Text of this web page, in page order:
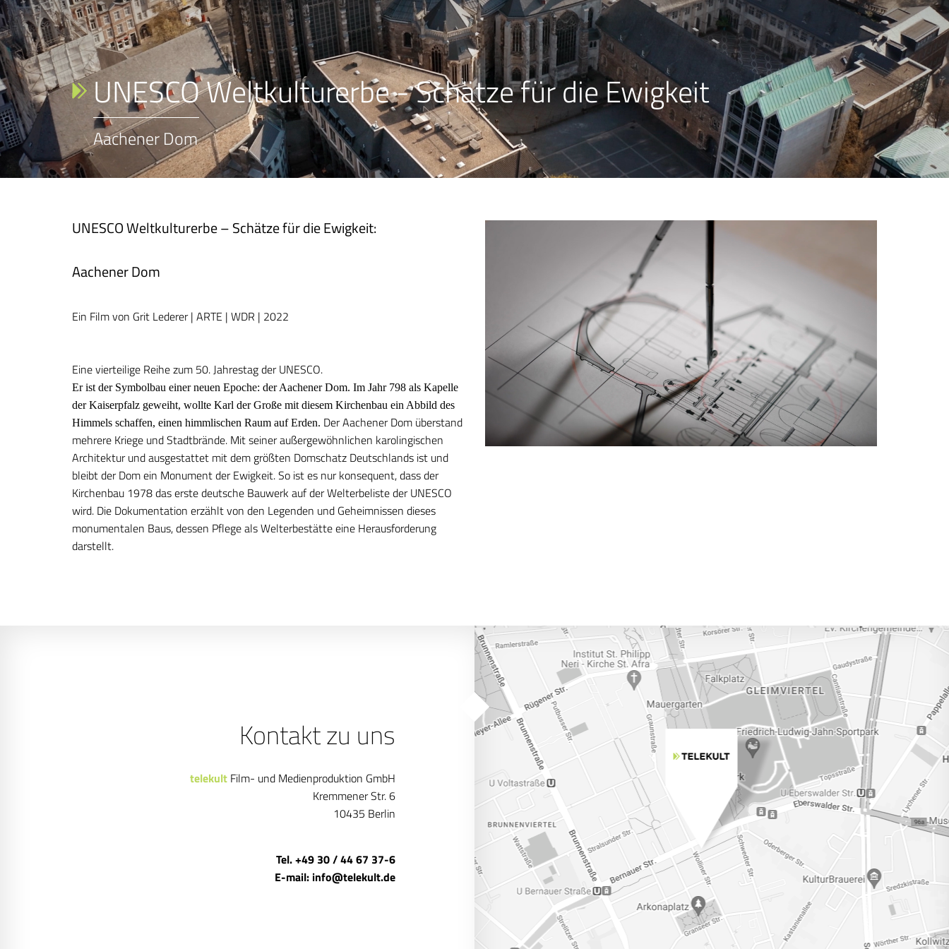
UNESCO Weltkulturerbe - Schätze für die Ewigkeit
Aachener Dom
UNESCO Weltkulturerbe – Schätze für die Ewigkeit:
Aachener Dom
Ein Film von Grit Lederer | ARTE | WDR | 2022
Eine vierteilige Reihe zum 50. Jahrestag der UNESCO.
Er ist der Symbolbau einer neuen Epoche: der Aachener Dom. Im Jahr 798 als Kapelle
der Kaiserpfalz geweiht, wollte Karl der Große mit diesem Kirchenbau ein Abbild des
Himmels schaffen, einen himmlischen Raum auf Erden. Der Aachener Dom überstand
mehrere Kriege und Stadtbrände. Mit seiner außergewöhnlichen karolingischen
Architektur und ausgestattet mit dem größten Domschatz Deutschlands ist und
bleibt der Dom ein Monument der Ewigkeit.So ist es nur konsequent, dass der
Kirchenbau 1978 das erste deutsche Bauwerk auf der Welterbeliste der UNESCO
wird. Die Dokumentation erzählt von den Legenden und Geheimnissen dieses
monumentalen Baus, dessen Pflege als Welterbestätte eine Herausforderung
darstellt.
Kontakt zu uns
telekultFilm- und Medienproduktion GmbH
Kremmener Str. 6
10435 Berlin
Tel. +49 30 / 44 67 37-6
E-mail: info@telekult.de